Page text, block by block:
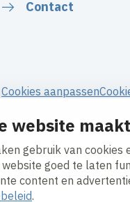
website
gebruik van cookies
goed te laten
content en
.
Contact
Cookies aanpassen